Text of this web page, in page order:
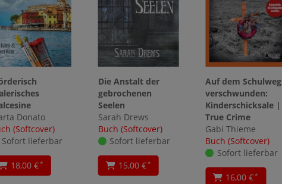
Donato
(Softcover)
Sofort lieferbar
18,00 €*
Die Anstalt der
gebrochenen
Seelen
Sarah Drews
Buch (Softcover)
Sofort lieferbar
15,00 €*
Auf dem Schulweg
verschwunden:
Kinderschicksale |
True Crime
Gabi Thieme
Buch (Softcover)
Sofort lieferbar
16,00 €*